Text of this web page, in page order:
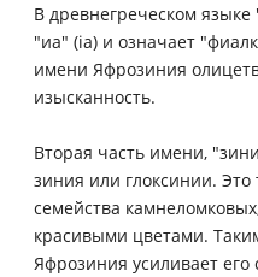
В древнегреческом
"иа" (ia) и означает
имени Яфрозиния
изысканность.
Вторая часть имени,
зиния или глоксинии. Это
семейства
красивыми цветами.
Яфрозиния усиливает его